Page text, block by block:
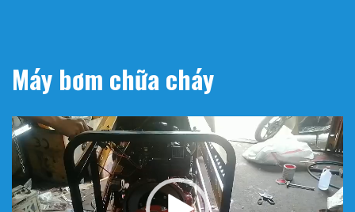
Máy bơm chữa cháy
Trình
chơi
Video